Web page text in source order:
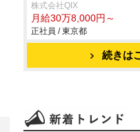
株式会社QIX
月給30万8,000円～
正社員 / 東京都
続きは